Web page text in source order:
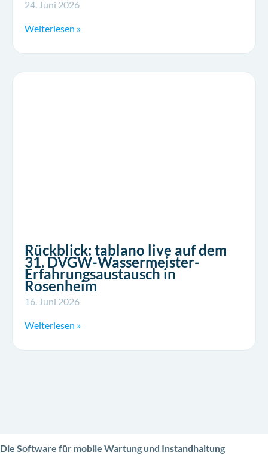
24. Juni 2026
Weiterlesen »
Rückblick: tablano live auf dem
31. DVGW-Wassermeister-
Erfahrungsaustausch in
Rosenheim
16. Juni 2026
Weiterlesen »
Die Software für mobile Wartung und Instandhaltung